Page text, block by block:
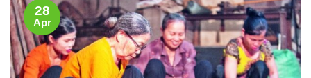
28
Apr